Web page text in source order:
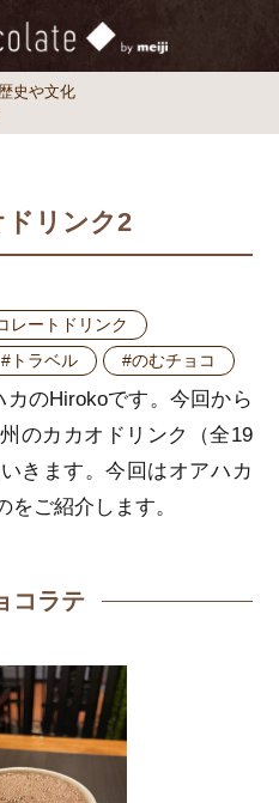
史や文化
ドリンク2
レートドリンク
#トラベル #のむチョコ
のHirokoです。今回から
のカカオドリンク（全19
きます。今回はオアハカ
ご紹介します。
コラテ